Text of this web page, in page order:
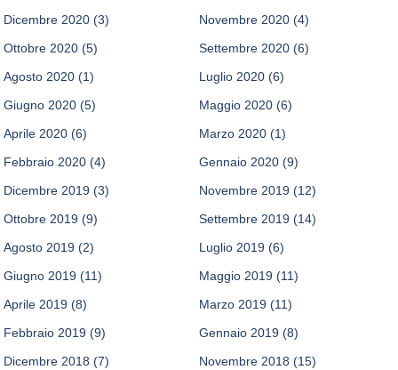
Dicembre 2020 (3) Novembre 2020 (4)
Ottobre 2020 (5) Settembre 2020 (6)
Agosto 2020 (1) Luglio 2020 (6)
Giugno 2020 (5) Maggio 2020 (6)
Aprile 2020 (6) Marzo 2020 (1)
Febbraio 2020 (4) Gennaio 2020 (9)
Dicembre 2019 (3) Novembre 2019 (12)
Ottobre 2019 (9) Settembre 2019 (14)
Agosto 2019 (2) Luglio 2019 (6)
Giugno 2019 (11) Maggio 2019 (11)
Aprile 2019 (8) Marzo 2019 (11)
Febbraio 2019 (9) Gennaio 2019 (8)
Dicembre 2018 (7) Novembre 2018 (15)